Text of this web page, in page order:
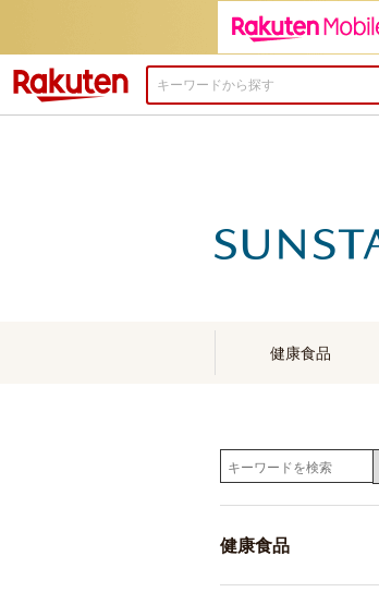
健康食品
健康食品